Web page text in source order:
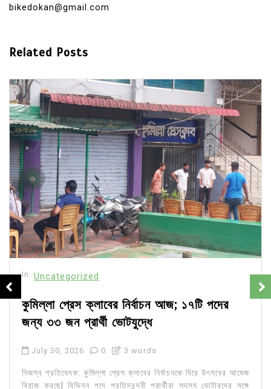
bikedokan@gmail.com
Related Posts
In Uncategorized
কুমিল্লা প্রেস ক্লাবের নির্বাচন আজ; ১৭টি পদের
জন্য ৩৩ জন প্রার্থী ভোটযুদ্ধে
July 30, 2026 0 3 words
নিজস্ব প্রতিবেদক: কুমিল্লা প্রেস ক্লাবের নির্বাচনকে ঘিরে উৎসবের আমেজ
বিরাজ করছে| বিভিন্ন পদে প্রতিদ্বন্দ্বী প্রার্থীরা সদস্য ভোটারদের সঙ্গে